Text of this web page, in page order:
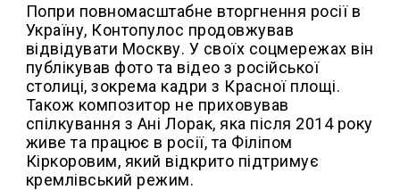
Попри повномасштабне вторгнення росії в
Україну, Контопулос продовжував
відвідувати Москву. У своїх соцмережах він
публікував фото та відео з російської
столиці, зокрема кадри з Красної площі.
Також композитор не приховував
спілкування з Ані Лорак, яка після 2014 року
живе та працює в росії, та Філіпом
Кіркоровим, який відкрито підтримує
кремлівський режим.